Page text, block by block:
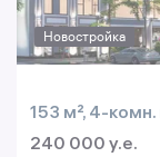
Новостройка
153 м², 4-комн.
240 000 y.e.